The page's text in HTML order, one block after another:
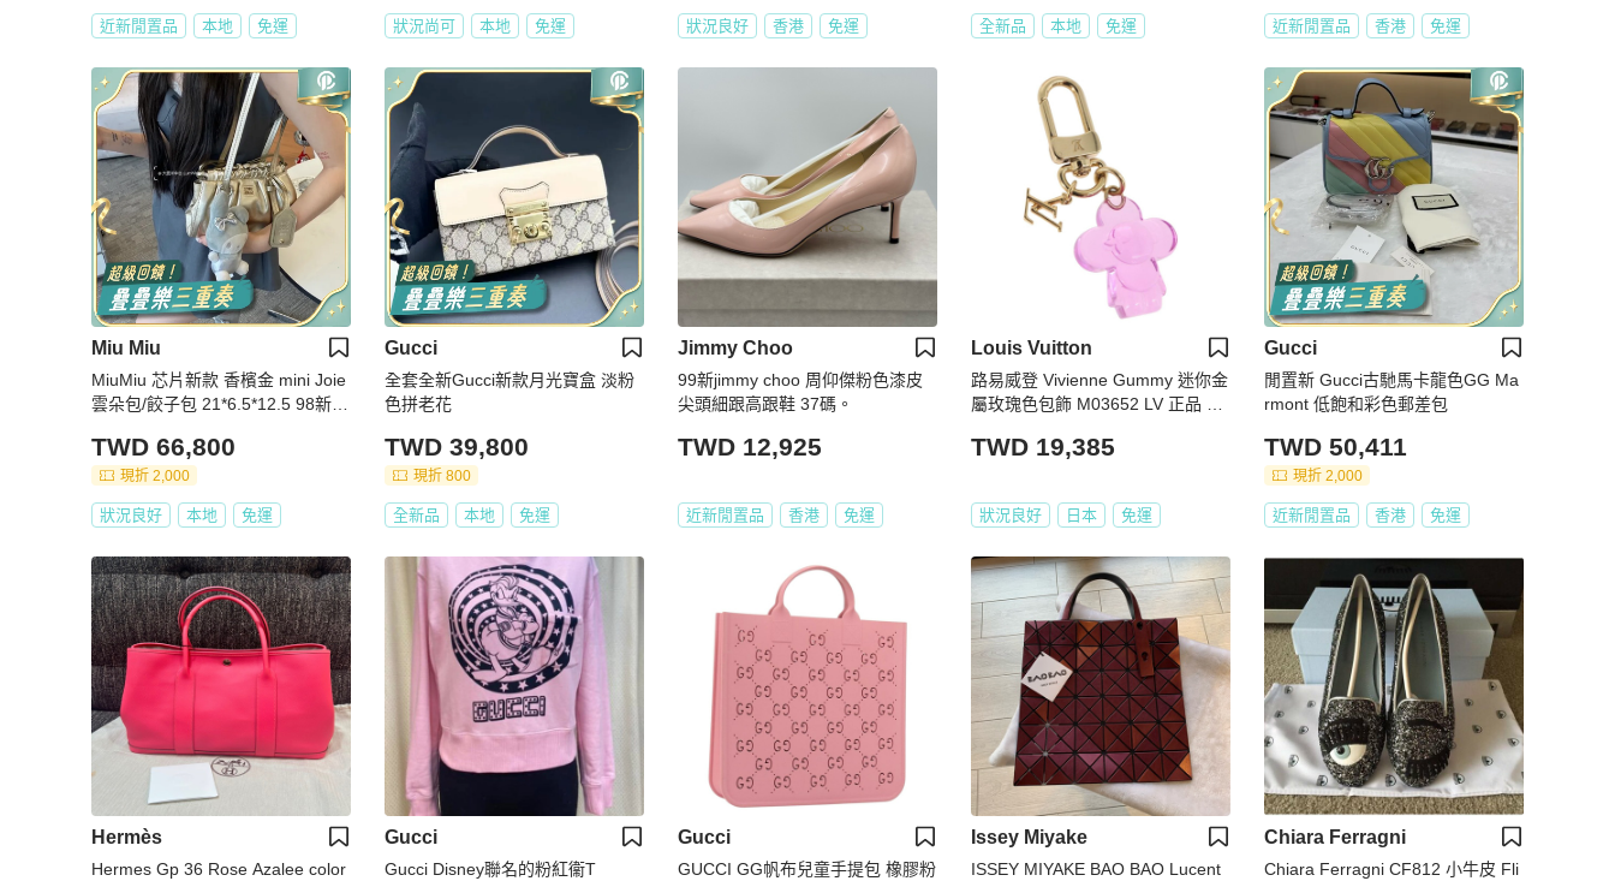
近新閒置品 本地 免運 狀況尚可 本地 免運 狀況良好 香港 免運 全新品 本地 免運
ack racksack
近新閒置品 香港 免運
Miu Miu
MiuMiu 芯片新款 香檳金 mini Joie
雲朵包/餃子包 21*6.5*12.5 98新配
TWD 66,800
現折 2,000
狀況良好 本地 免運
Gucci
全套全新Gucci新款月光寶盒 淡粉
色拼老花
TWD 39,800
現折 800
全新品 本地 免運
Jimmy Choo
99新jimmy choo 周仰傑粉色漆皮
尖頭細跟高跟鞋 37碼。
TWD 12,925
近新閒置品 香港 免運
Louis Vuitton
路易威登 Vivienne Gummy 迷你金
屬玫瑰色包飾 M03652 LV 正品 19
TWD 19,385
狀況良好 日本 免運
Gucci
閒置新 Gucci古馳馬卡龍色GG Ma
rmont 低飽和彩色郵差包
TWD 50,411
現折 2,000
近新閒置品 香港 免運
Hermès
Hermes Gp 36 Rose Azalee color
Gucci
Gucci Disney聯名的粉紅衞T
Gucci
GUCCI GG帆布兒童手提包 橡膠粉
Issey Miyake
ISSEY MIYAKE BAO BAO Lucent
Chiara Ferragni
Chiara Ferragni CF812 小牛皮 Fli